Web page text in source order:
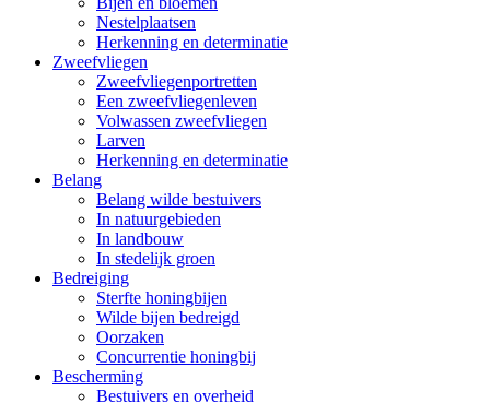
Nestelplaatsen
Herkenning en determinatie
Zweefvliegen
Zweefvliegenportretten
Een zweefvliegenleven
Volwassen zweefvliegen
Larven
Herkenning en determinatie
Belang
Belang wilde bestuivers
In natuurgebieden
In landbouw
In stedelijk groen
Bedreiging
Sterfte honingbijen
Wilde bijen bedreigd
Oorzaken
Concurrentie honingbij
Bescherming
Bestuivers en overheid